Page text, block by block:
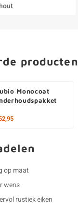
producten
Monocoat
op maat
wens
rustiek eiken